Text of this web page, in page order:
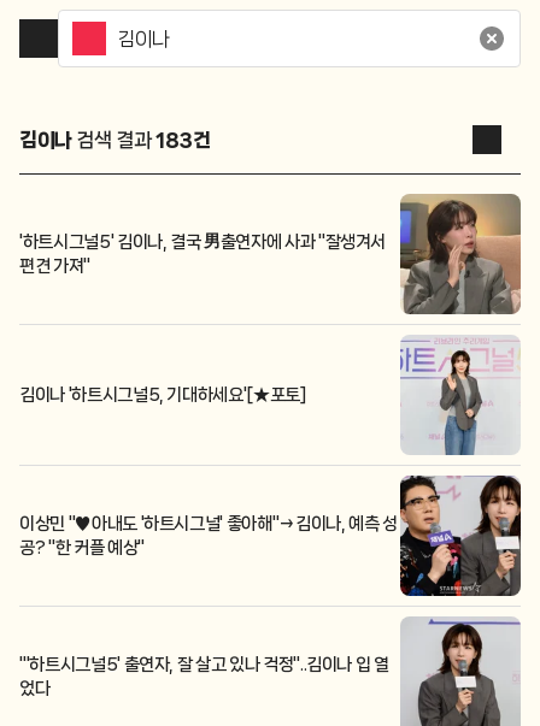
김이나 검색 결과183건
'하트시그널5' 김이나, 결국 男출연자에 사과 "잘생겨서
편견 가져"
김이나 '하트시그널5, 기대하세요'[★포토]
이상민 "♥아내도 '하트시그널' 좋아해"→김이나, 예측 성
공? "한 커플 예상"
"'하트시그널5' 출연자, 잘 살고 있나 걱정"..김이나 입 열
었다